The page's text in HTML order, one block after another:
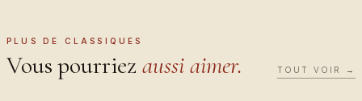
PLUS DE CLASSIQUES
Vous pourriez aussi aimer. TOUT VOIR →